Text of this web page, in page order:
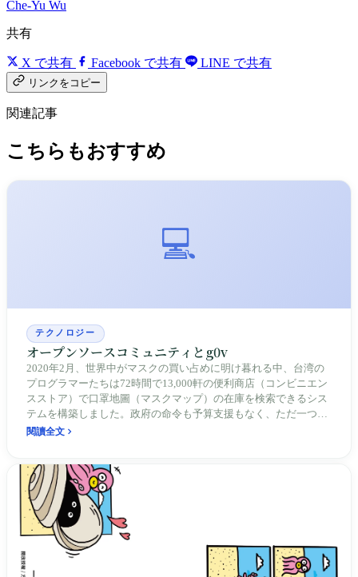
Che-Yu Wu
共有
X で共有 Facebook で共有 LINE で共有
リンクをコピー
関連記事
こちらもおすすめ
💻
テクノロジー
オープンソースコミュニティとg0v
2020年2月、世界中がマスクの買い占めに明け暮れる中、台湾の
プログラマーたちは72時間で13,000軒の便利商店（コンビニエン
スストア）で口罩地圖（マスクマップ）の在庫を検索できるシス
テムを構築しました。政府の命令も予算支援もなく、ただ一つの
信念――コードで社会を変える――だけが支えでした。これが
閱讀全文